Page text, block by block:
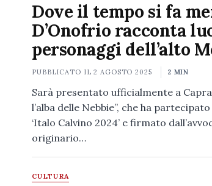
Dove il tempo si fa
D’Onofrio racconta
personaggi dell’alto
PUBBLICATO IL2 AGOSTO 2025 2 MIN
Sarà presentato ufficialmente a
l’alba delle Nebbie”, che ha
‘Italo Calvino 2024’ e firmato
originario…
CULTURA